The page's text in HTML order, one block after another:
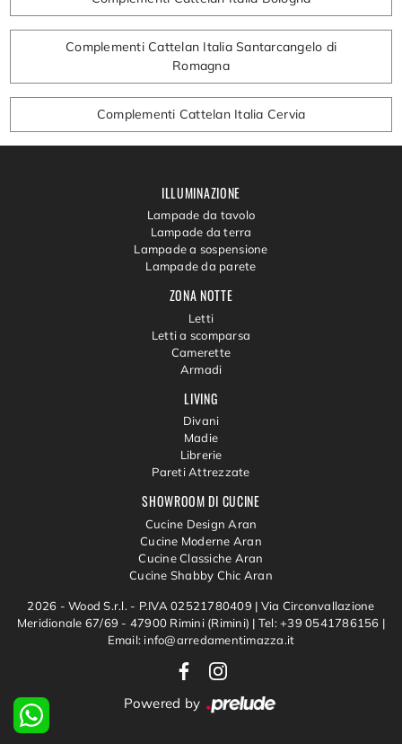
Complementi Cattelan Italia Santarcangelo di
Romagna
Complementi Cattelan Italia Cervia
SHOWROOM DI CUCINE
Cucine Design Aran
Cucine Moderne Aran
Cucine Classiche Aran
Cucine Shabby Chic Aran
LIVING
Divani
Madie
Librerie
Pareti Attrezzate
ZONA NOTTE
Letti
Letti a scomparsa
Camerette
Armadi
ILLUMINAZIONE
Lampade da tavolo
Lampade da terra
Lampade a sospensione
Lampade da parete
2026 - Wood S.r.l. - P.IVA 02521780409 | Via Circonvallazione
Meridionale 67/69 - 47900 Rimini (Rimini) | Tel: +39 0541786156 |
Email: info@arredamentimazza.it
Powered by